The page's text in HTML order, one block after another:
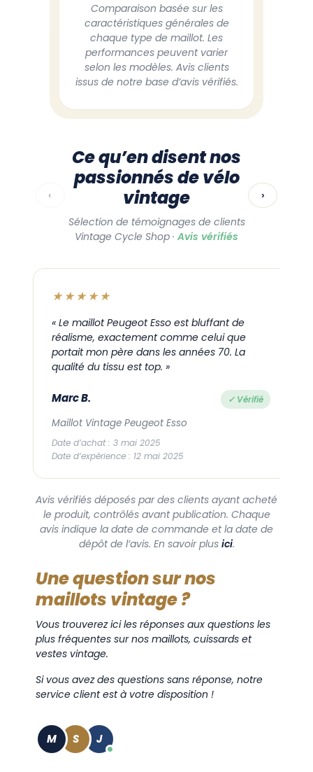
Comparaison basée sur les
caractéristiques générales de
chaque type de maillot. Les
performances peuvent varier
selon les modèles. Avis clients
issus de notre base d’avis vérifiés.
‹
Ce qu’en disent nos
passionnés de vélo
vintage
Sélection de témoignages de clients
Vintage Cycle Shop · Avis vérifiés
›
★★★★★
« Le maillot Peugeot Esso est bluffant de
réalisme, exactement comme celui que
portait mon père dans les années 70. La
qualité du tissu est top. »
Marc B. ✓ Vérifié
Maillot Vintage Peugeot Esso
Date d’achat : 3 mai 2025
Date d’expérience : 12 mai 2025
Avis vérifiés déposés par des clients ayant acheté
le produit, contrôlés avant publication. Chaque
avis indique la date de commande et la date de
dépôt de l’avis. En savoir plus ici.
Une question sur nos
maillots vintage ?
Vous trouverez ici les réponses aux questions les
plus fréquentes sur nos maillots, cuissards et
vestes vintage.
Si vous avez des questions sans réponse, notre
service client est à votre disposition !
M S J